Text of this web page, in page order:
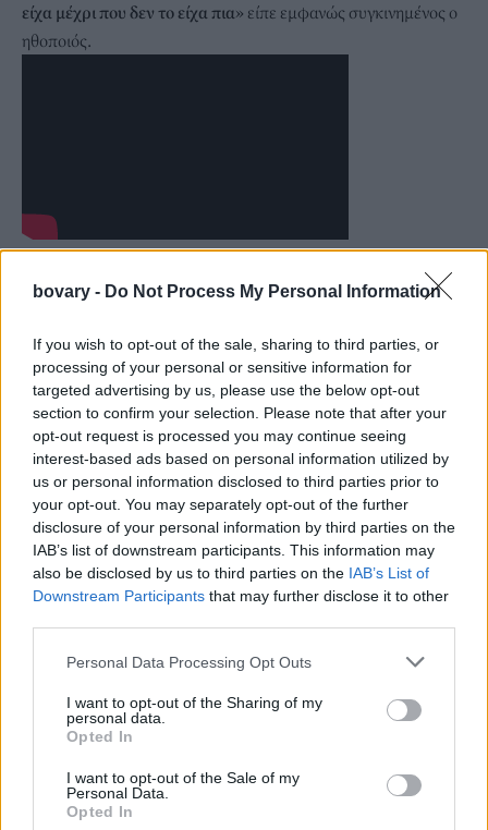
bovary - Do Not Process My Personal Information
If you wish to opt-out of the sale, sharing to third parties, or
processing of your personal or sensitive information for
targeted advertising by us, please use the below opt-out
section to confirm your selection. Please note that after your
opt-out request is processed you may continue seeing
interest-based ads based on personal information utilized by
us or personal information disclosed to third parties prior to
your opt-out. You may separately opt-out of the further
disclosure of your personal information by third parties on the
IAB’s list of downstream participants. This information may
also be disclosed by us to third parties on the IAB’s List of
Downstream Participants that may further disclose it to other
Personal Data Processing Opt Outs
I want to opt-out of the Sharing of my
personal data.
Opted In
I want to opt-out of the Sale of my
Personal Data.
Opted In
είχα μέχρι που δεν το είχα πια» είπε εμφανώς συγκινημένος ο
ηθοποιός.